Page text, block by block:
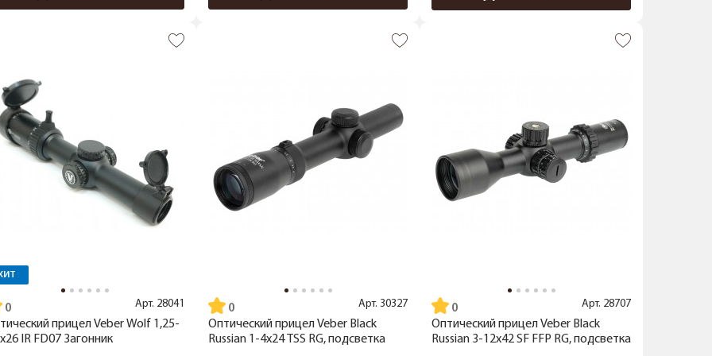
Арт. 28041
прицел Veber Wolf 1,25-
IR FD07 Загонник
Арт. 30327
Оптический прицел Veber Black
Russian 1-4x24 TSS RG, подсветка
Арт. 28707
Оптический прицел Veber Black
Russian 3-12x42 SF FFP RG, подсветка